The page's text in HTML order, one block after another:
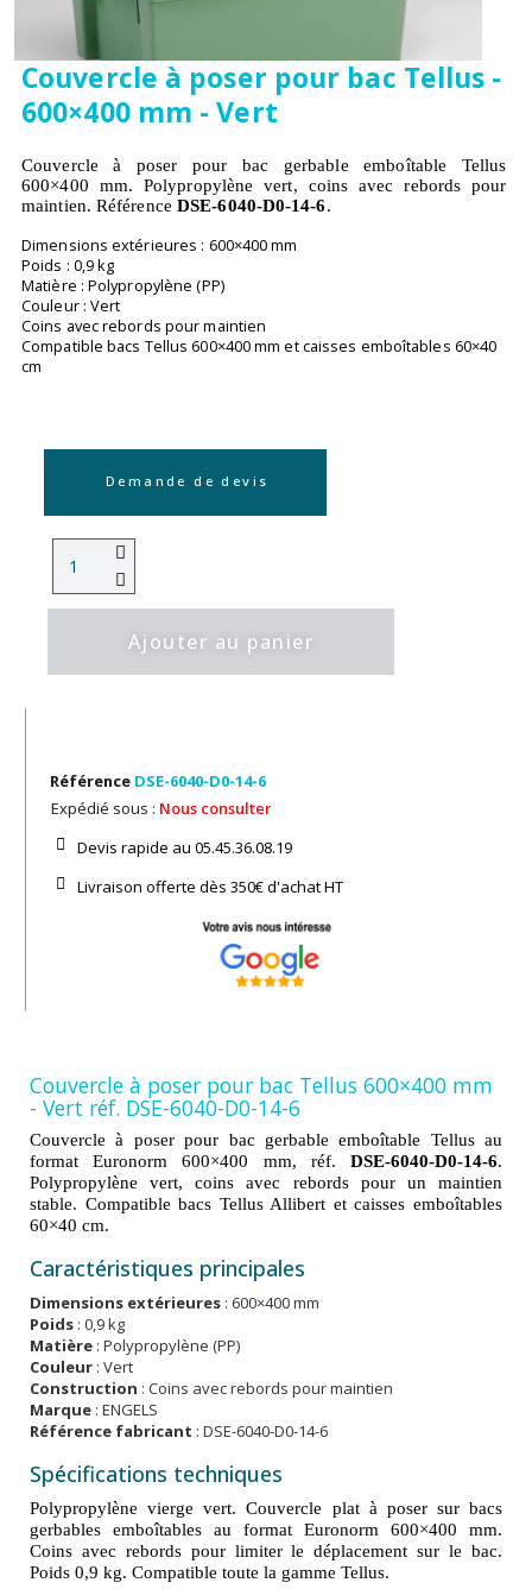
Couvercle à poser pour bac Tellus -
600×400 mm - Vert
Couvercle à poser pour bac gerbable emboîtable Tellus
600×400 mm. Polypropylène vert, coins avec rebords pour
maintien. Référence DSE-6040-D0-14-6.
Dimensions extérieures : 600×400 mm
Poids : 0,9 kg
Matière : Polypropylène (PP)
Couleur : Vert
Coins avec rebords pour maintien
Compatible bacs Tellus 600×400 mm et caisses emboîtables 60×40
cm
Demande de devis
Ajouter au panier
Référence DSE-6040-D0-14-6
Expédié sous : Nous consulter
Devis rapide au 05.45.36.08.19​
Livraison offerte dès 350€ d'achat​ HT
Couvercle à poser pour bac Tellus 600×400 mm
- Vert réf. DSE-6040-D0-14-6
Couvercle à poser pour bac gerbable emboîtable Tellus au
format Euronorm 600×400 mm, réf. DSE-6040-D0-14-6.
Polypropylène vert, coins avec rebords pour un maintien
stable. Compatible bacs Tellus Allibert et caisses emboîtables
60×40 cm.
Caractéristiques principales
Dimensions extérieures : 600×400 mm
Poids : 0,9 kg
Matière : Polypropylène (PP)
Couleur : Vert
Construction : Coins avec rebords pour maintien
Marque : ENGELS
Référence fabricant : DSE-6040-D0-14-6
Spécifications techniques
Polypropylène vierge vert. Couvercle plat à poser sur bacs
gerbables emboîtables au format Euronorm 600×400 mm.
Coins avec rebords pour limiter le déplacement sur le bac.
Poids 0,9 kg. Compatible toute la gamme Tellus.